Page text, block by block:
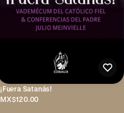
¡Fuera Satanás!
MX$120.00